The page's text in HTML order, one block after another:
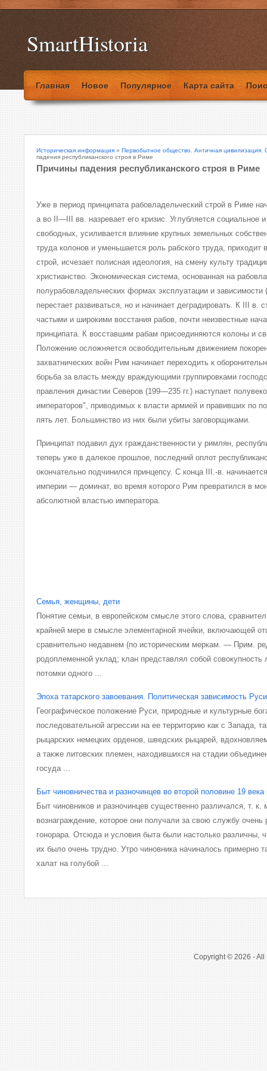
SmartHistoria
Главная Новое Популярное Карта сайта
Историческая информация » Первобытное общество. Античная цивилизация.
падения республиканского строя в Риме
Причины падения республиканского строя в Риме
Уже в период принципата рабовладельческий строй в Риме
а во II—III вв. назревает его кризис. Углубляется социальное
свободных, усиливается влияние крупных земельных
труда колонов и уменьшается роль рабского труда, приходит
строй, исчезает полисная идеология, на смену культу
христианство. Экономическая система, основанная на
полурабовладельческих формах эксплуатации и зависимости
перестает развиваться, но и начинает деградировать. К III в.
частыми и широкими восстания рабов, почти неизвестные
принципата. К восставшим рабам присоединяются колоны и
Положение осложняется освободительным движением
захватнических войн Рим начинает переходить к
борьба за власть между враждующими группировками
правления династии Северов (199—235 гг.) наступает
императоров", приводимых к власти армией и правивших по
пять лет. Большинство из них были убиты заговорщиками.
Принципат подавил дух гражданственности у римлян,
теперь уже в далекое прошлое, последний оплот
окончательно подчинился принцепсу. С конца III.-в.
империи — доминат, во время которого Рим превратился в
абсолютной властью императора.
Семья, женщины, дети
Понятие семьи, в европейском смысле этого слова,
крайней мере в смысле элементарной ячейки, включающей
сравнительно недавнем (по историческим меркам. — Прим.
родоплеменной уклад; клан представлял собой
потомки одного ...
Эпоха татарского завоевания. Политическая зависимость
Географическое положение Руси, природные и куль­турные
последовательной агрессии на ее территорию как с Запада,
рыцарских немецких орденов, шведских рыцарей,
а также литовских племен, находившихся на стадии
госуда ...
Быт чиновничества и разночинцев во второй половине 19
Быт чиновников и разночинцев существенно различался, т. к.
вознаграждение, которое они получали за свою службу
гонорара. Отсюда и условия быта были настолько различны,
их было очень трудно. Утро чиновника начиналось примерно
халат на голубой ...
Copyright © 2026 - All